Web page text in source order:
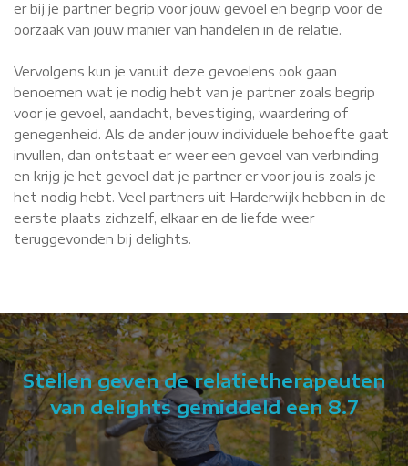
er bij je partner begrip voor jouw gevoel en begrip voor de
oorzaak van jouw manier van handelen in de relatie.
Vervolgens kun je vanuit deze gevoelens ook gaan
benoemen wat je nodig hebt van je partner zoals begrip
voor je gevoel, aandacht, bevestiging, waardering of
genegenheid. Als de ander jouw individuele behoefte gaat
invullen, dan ontstaat er weer een gevoel van verbinding
en krijg je het gevoel dat je partner er voor jou is zoals je
het nodig hebt. Veel partners uit Harderwijk hebben in de
eerste plaats zichzelf, elkaar en de liefde weer
teruggevonden bij delights.
Stellen geven de relatietherapeuten
van delights gemiddeld een 8.7